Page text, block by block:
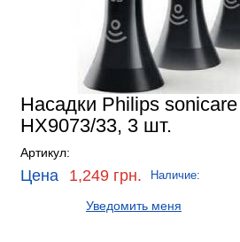
Насадки Philips
HX9073/33, 3 шт.
Артикул:
Цена 1,249 грн. Наличие:
Уведомить меня